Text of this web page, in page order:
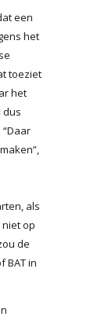
een
het
toeziet
het
dus
als
op
de
BAT in